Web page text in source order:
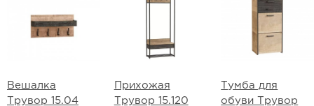
Вешалка
Трувор 15.04
Прихожая
Трувор 15.120
Тумба для
обуви Трувор